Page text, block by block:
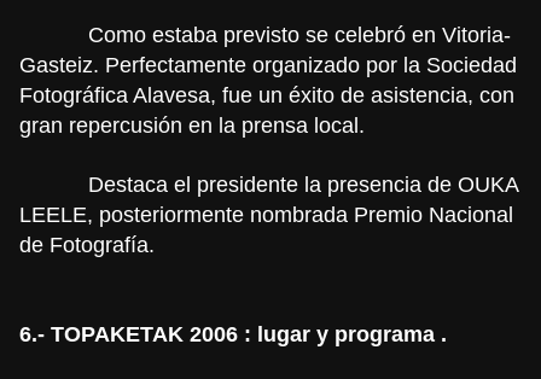
Como estaba previsto se celebró en Vitoria-
Gasteiz. Perfectamente organizado por la Sociedad
Fotográfica Alavesa, fue un éxito de asistencia, con
gran repercusión en la prensa local.
Destaca el presidente la presencia de OUKA
LEELE, posteriormente nombrada Premio Nacional
de Fotografía.
6.- TOPAKETAK 2006 : lugar y programa .